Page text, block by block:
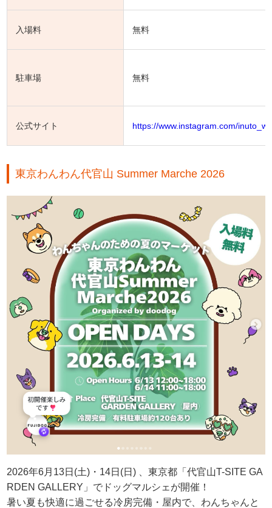
入場料 無料
駐車場 無料
公式サイト https://www.instagram.com/
東京わんわん代官山 Summer Marche 2026
2026年6月13日(土)・14日(日) 、東京都「代官山T-SITE GA
RDEN GALLERY」でドッグマルシェが開催！
暑い夏も快適に過ごせる冷房完備・屋内で、わんちゃんと